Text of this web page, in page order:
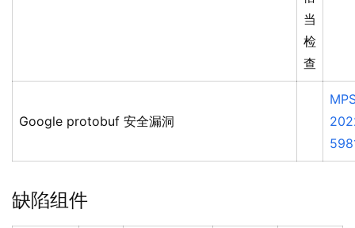
当
检
查
Google protobuf 安全漏洞
缺陷组件